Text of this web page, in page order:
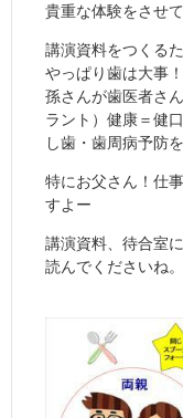
貴重な体験をさせ
講演資料をつくる
やっぱり歯は大事
孫さんが歯医者さ
ラント）健康＝健
し歯・歯周病予防
特にお父さん！仕
すよー
講演資料、待合室
読んでくださいね。